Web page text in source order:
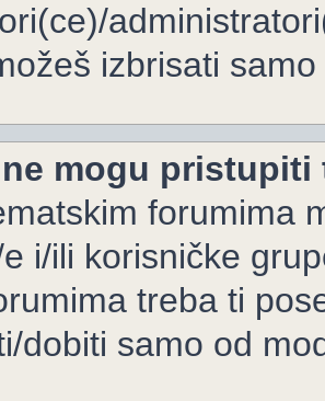
izbrisati
mogu
forumima
i/ili korisničke
treba ti
dobiti samo od